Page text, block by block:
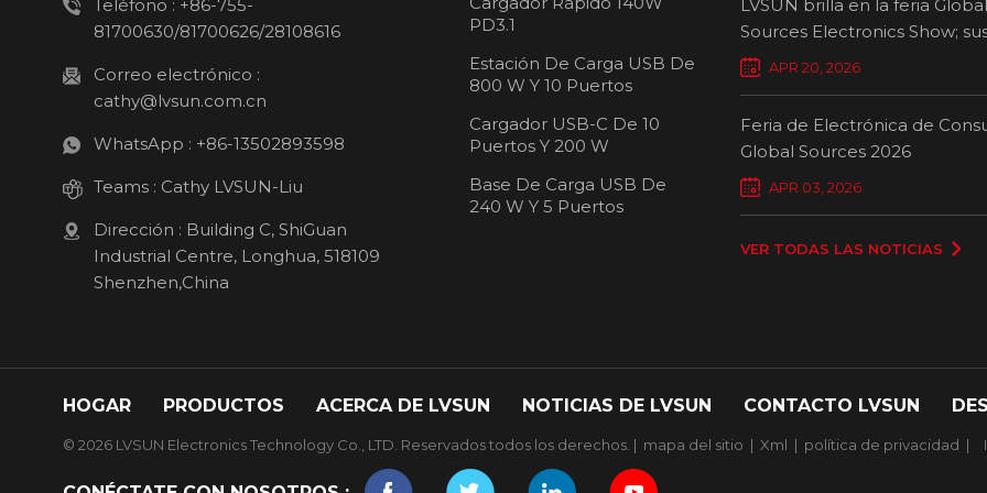
Teléfono : +86-755-
81700630/81700626/28108616
Correo electrónico :
cathy@lvsun.com.cn
WhatsApp : +86-13502893598
Teams : Cathy LVSUN-Liu
Dirección : Building C, ShiGuan
Industrial Centre, Longhua, 518109
Shenzhen,China
PD3.1
Estación De Carga USB De
800 W Y 10 Puertos
Cargador USB-C De 10
Puertos Y 200 W
Base De Carga USB De
240 W Y 5 Puertos
LVSUN brilla en la feria Global
Sources Electronics Show;
cargadores multipuerto
nuevos estándares para la
APR 20, 2026
Feria de Electrónica de
Global Sources 2026
APR 03, 2026
VER TODAS LAS NOTICIAS
HOGAR PRODUCTOS ACERCA DE LVSUN NOTICIAS DE LVSUN CONTACTO LVSUN
© 2026 LVSUN Electronics Technology Co., LTD. Reservados todos los derechos. | mapa del sitio | Xml | política de privacidad |